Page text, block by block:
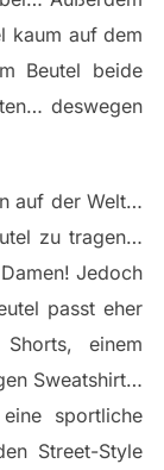
kaum auf dem
Beutel beide
deswegen
auf der Welt…
zu tragen…
Jedoch
passt eher
einem
Sweatshirt…
sportliche
Street-Style